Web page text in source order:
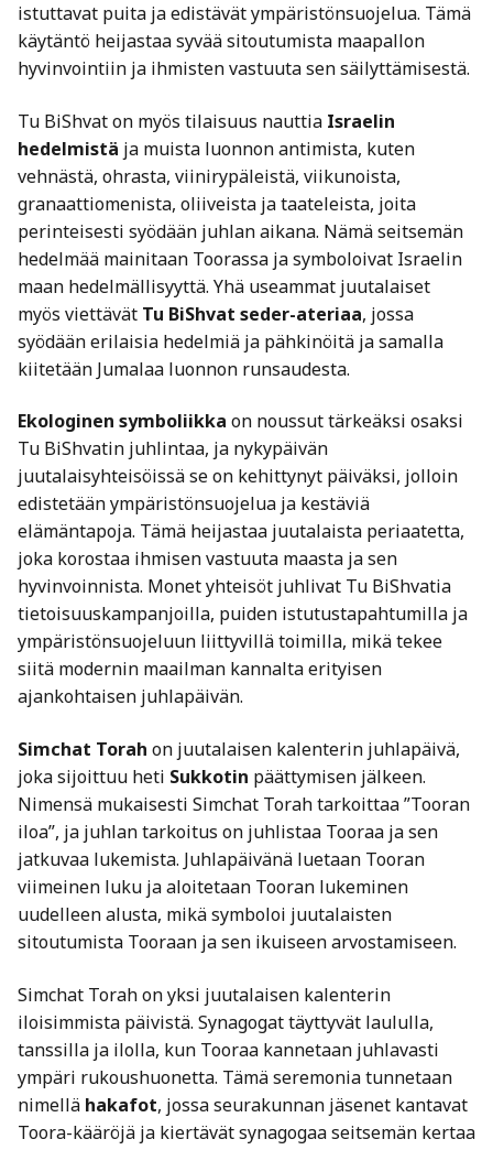
istuttavat puita ja edistävät ympäristönsuojelua. Tämä
käytäntö heijastaa syvää sitoutumista maapallon
hyvinvointiin ja ihmisten vastuuta sen säilyttämisestä.
Tu BiShvat on myös tilaisuus nauttia Israelin
hedelmistä ja muista luonnon antimista, kuten
vehnästä, ohrasta, viinirypäleistä, viikunoista,
granaattiomenista, oliiveista ja taateleista, joita
perinteisesti syödään juhlan aikana. Nämä seitsemän
hedelmää mainitaan Toorassa ja symboloivat Israelin
maan hedelmällisyyttä. Yhä useammat juutalaiset
myös viettävät Tu BiShvat seder-ateriaa, jossa
syödään erilaisia hedelmiä ja pähkinöitä ja samalla
kiitetään Jumalaa luonnon runsaudesta.
Ekologinen symboliikka on noussut tärkeäksi osaksi
Tu BiShvatin juhlintaa, ja nykypäivän
juutalaisyhteisöissä se on kehittynyt päiväksi, jolloin
edistetään ympäristönsuojelua ja kestäviä
elämäntapoja. Tämä heijastaa juutalaista periaatetta,
joka korostaa ihmisen vastuuta maasta ja sen
hyvinvoinnista. Monet yhteisöt juhlivat Tu BiShvatia
tietoisuuskampanjoilla, puiden istutustapahtumilla ja
ympäristönsuojeluun liittyvillä toimilla, mikä tekee
siitä modernin maailman kannalta erityisen
ajankohtaisen juhlapäivän.
Simchat Torah on juutalaisen kalenterin juhlapäivä,
joka sijoittuu heti Sukkotin päättymisen jälkeen.
Nimensä mukaisesti Simchat Torah tarkoittaa ”Tooran
iloa”, ja juhlan tarkoitus on juhlistaa Tooraa ja sen
jatkuvaa lukemista. Juhlapäivänä luetaan Tooran
viimeinen luku ja aloitetaan Tooran lukeminen
uudelleen alusta, mikä symboloi juutalaisten
sitoutumista Tooraan ja sen ikuiseen arvostamiseen.
Simchat Torah on yksi juutalaisen kalenterin
iloisimmista päivistä. Synagogat täyttyvät laululla,
tanssilla ja ilolla, kun Tooraa kannetaan juhlavasti
ympäri rukoushuonetta. Tämä seremonia tunnetaan
nimellä hakafot, jossa seurakunnan jäsenet kantavat
Toora-kääröjä ja kiertävät synagogaa seitsemän kertaa